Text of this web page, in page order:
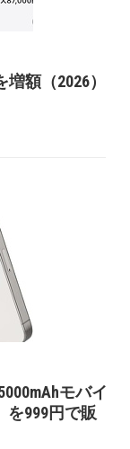
額（2026）
モバイ
を999円で販